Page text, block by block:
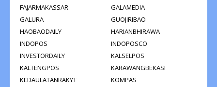
FAJARMAKASSAR
GALAMEDIA
GALURA
GUOJIRIBAO
HAOBAODAILY
HARIANBHIRAWA
INDOPOS
INDOPOSCO
INVESTORDAILY
KALSELPOS
KALTENGPOS
KARAWANGBEKASI
KEDAULATANRAKYT
KOMPAS